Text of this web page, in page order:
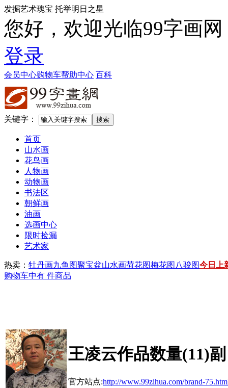
发掘艺术瑰宝 托举明日之星
您好，欢迎光临99字画网
登录
会员中心购物车帮助中心 百科
关键字：
首页
山水画
花鸟画
人物画
动物画
书法区
朝鲜画
油画
选画中心
限时捡漏
艺术家
热卖： 牡丹画九鱼图聚宝盆山水画荷花图梅花图 八骏图今日上
购物车中有 件商品
王凌云作品数量(11)副
官方站点:http://www.99zihua.com/brand-